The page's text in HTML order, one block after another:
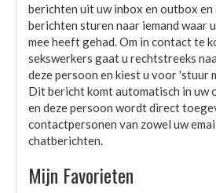
berichten uit uw inbox en outbox
berichten sturen naar iemand waar
mee heeft gehad. Om in contact te
sekswerkers gaat u rechtstreeks
deze persoon en kiest u voor 'stuur
Dit bericht komt automatisch in uw
en deze persoon wordt direct
contactpersonen van zowel uw
chatberichten.
Mijn Favorieten